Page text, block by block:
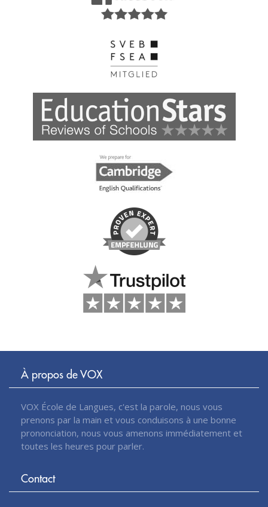
À propos de VOX
VOX École de Langues, c'est la parole, nous vous
prenons par la main et vous conduisons à une bonne
prononciation, nous vous amenons immédiatement et
toutes les heures pour parler.
Contact